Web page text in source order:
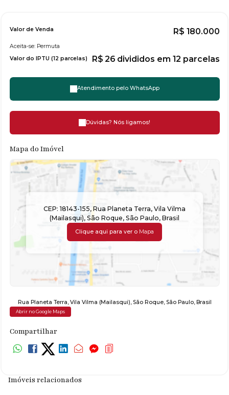
R$ 180.000
Valor de Venda
Aceita-se: Permuta
Valor do IPTU (12 parcelas)
R$ 26 divididos em 12 parcelas
Atendimento pelo WhatsApp
Dúvidas? Nós ligamos!
Mapa do Imóvel
CEP: 18143-155, Rua Planeta Terra, Vila Vilma
(Mailasqui), São Roque, São Paulo, Brasil
Clique aqui para ver o Mapa
Rua Planeta Terra Vila Vilma (Mailasqui) São Roque, São Paulo, Brasil
Abrir no Google Maps
Compartilhar
Imóveis relacionados